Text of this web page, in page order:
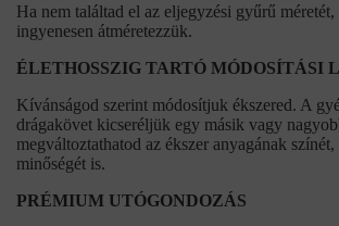
Ha nem találtad el az eljegyzési gyűrű
ingyenesen átméretezzük.
ÉLETHOSSZIG TARTÓ MÓDOSÍTÁSI
Kívánságod szerint módosítjuk ékszered. A
drágakövet kicseréljük egy másik vagy
megváltoztathatod az ékszer anyagának
minőségét is.
PRÉMIUM UTÓGONDOZÁS